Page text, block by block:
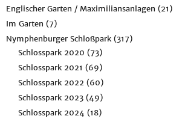
Englischer Garten / Maximiliansanlagen (21)
Im Garten (7)
Nymphenburger Schloßpark (317)
Schlosspark 2020 (73)
Schlosspark 2021 (69)
Schlosspark 2022 (60)
Schlosspark 2023 (49)
Schlosspark 2024 (18)